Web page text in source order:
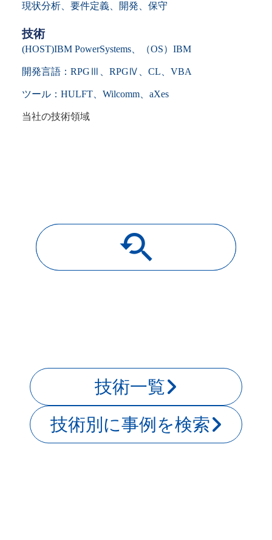
現状分析、要件定義、開発、保守
技術
(HOST)IBM PowerSystems、（OS）IBM
開発言語：RPGⅢ、RPGⅣ、CL、VBA
ツール：HULFT、Wilcomm、aXes
当社の技術領域
導入事例一覧
youtube_searched_for
技術一覧
技術別に事例を検索